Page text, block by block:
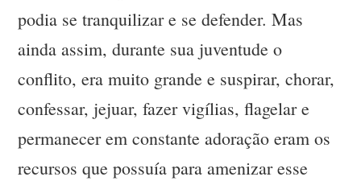
podia se tranquilizar e se defender. Mas
ainda assim, durante sua juventude o
conflito, era muito grande e suspirar, chorar,
confessar, jejuar, fazer vigílias, flagelar e
permanecer em constante adoração eram os
recursos que possuía para amenizar esse